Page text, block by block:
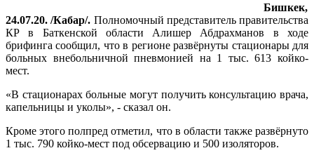
Бишкек,
24.07.20. /Кабар/. Полномочный представитель правительства
КР в Баткенской области Алишер Абдрахманов в ходе
брифинга сообщил, что в регионе развёрнуты стационары для
больных внебольничной пневмонией на 1 тыс. 613 койко-
мест.
«В стационарах больные могут получить консультацию врача,
капельницы и уколы», - сказал он.
Кроме этого полпред отметил, что в области также развёрнуто
1 тыс. 790 койко-мест под обсервацию и 500 изоляторов.